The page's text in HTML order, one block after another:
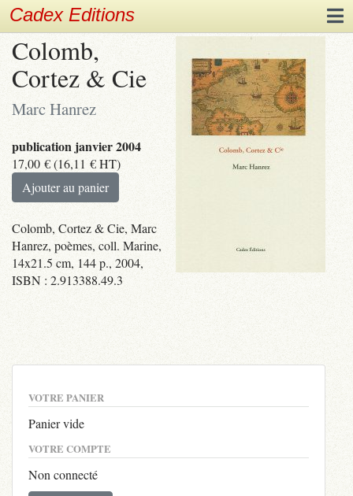
Cadex Editions
Colomb,
Cortez & Cie
Marc Hanrez
publication janvier 2004
17,00 €(16,11 €HT)
Ajouter au panier
Colomb, Cortez & Cie, Marc
Hanrez, poèmes, coll. Marine,
14x21.5 cm, 144 p., 2004,
ISBN : 2.913388.49.3
VOTRE PANIER
Panier vide
VOTRE COMPTE
Non connecté